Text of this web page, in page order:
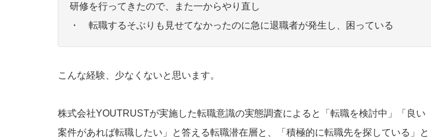
研修を行ってきたので、また一からやり直し
・ 転職するそぶりも見せてなかったのに急に退職者が発生し、困っている
こんな経験、少なくないと思います。
株式会社YOUTRUSTが実施した転職意識の実態調査によると「転職を検討中」「良い
案件があれば転職したい」と答える転職潜在層と、「積極的に転職先を探している」と